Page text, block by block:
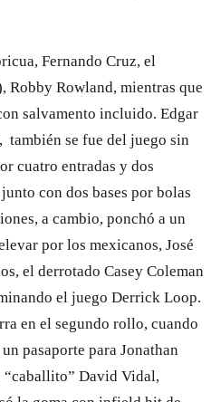
Fernando Cruz, el
Robby Rowland, mientras que
salvamento incluido. Edgar
se fue del juego sin
cuatro entradas y dos
con dos bases por bolas
a cambio, ponchó a un
por los mexicanos, José
el derrotado Casey Coleman
el juego Derrick Loop.
en el segundo rollo, cuando
pasaporte para Jonathan
“caballito” David Vidal,